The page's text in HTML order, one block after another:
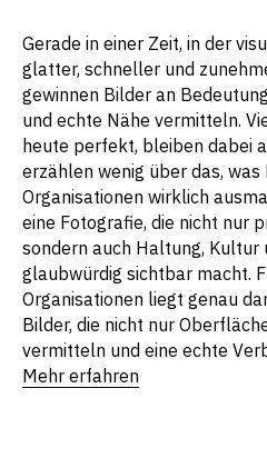
Gerade in einer Zeit, in der
glatter, schneller und
gewinnen Bilder an
und echte Nähe vermitteln.
heute perfekt, bleiben dabei
erzählen wenig über das, was
Organisationen wirklich
eine Fotografie, die nicht nur
sondern auch Haltung, Kultur
glaubwürdig sichtbar macht.
Organisationen liegt genau
Bilder, die nicht nur
vermitteln und eine echte
Mehr erfahren